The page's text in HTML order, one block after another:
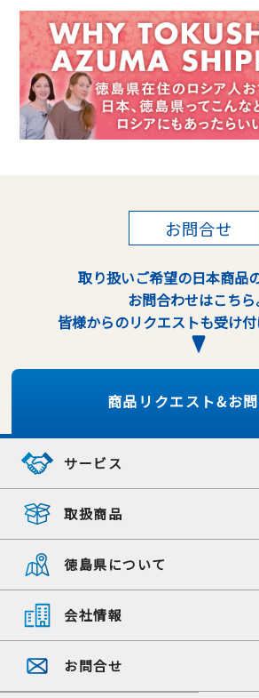
お問合せ
取り扱いご希望の日本商品
お問合わせはこちら
皆様からのリクエストも受け付
商品リクエスト&お
サービス
取扱商品
徳島県について
会社情報
お問合せ